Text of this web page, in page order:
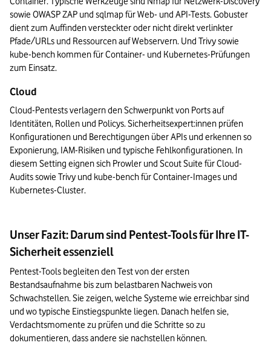
sowie OWASP ZAP und sqlmap für Web- und API-Tests. Gobuster
dient zum Auffinden versteckter oder nicht direkt verlinkter
Pfade/URLs und Ressourcen auf Webservern. Und Trivy sowie
kube-bench kommen für Container- und Kubernetes-Prüfungen
zum Einsatz.
Cloud
Cloud-Pentests verlagern den Schwerpunkt von Ports auf
Identitäten, Rollen und Policys. Sicherheitsexpert:innen prüfen
Konfigurationen und Berechtigungen über APIs und erkennen so
Exponierung, IAM-Risiken und typische Fehlkonfigurationen. In
diesem Setting eignen sich Prowler und Scout Suite für Cloud-
Audits sowie Trivy und kube-bench für Container-Images und
Kubernetes-Cluster.
Unser Fazit: Darum sind Pentest-Tools für Ihre IT-
Sicherheit essenziell
Pentest-Tools begleiten den Test von der ersten
Bestandsaufnahme bis zum belastbaren Nachweis von
Schwachstellen. Sie zeigen, welche Systeme wie erreichbar sind
und wo typische Einstiegspunkte liegen. Danach helfen sie,
Verdachtsmomente zu prüfen und die Schritte so zu
dokumentieren, dass andere sie nachstellen können.